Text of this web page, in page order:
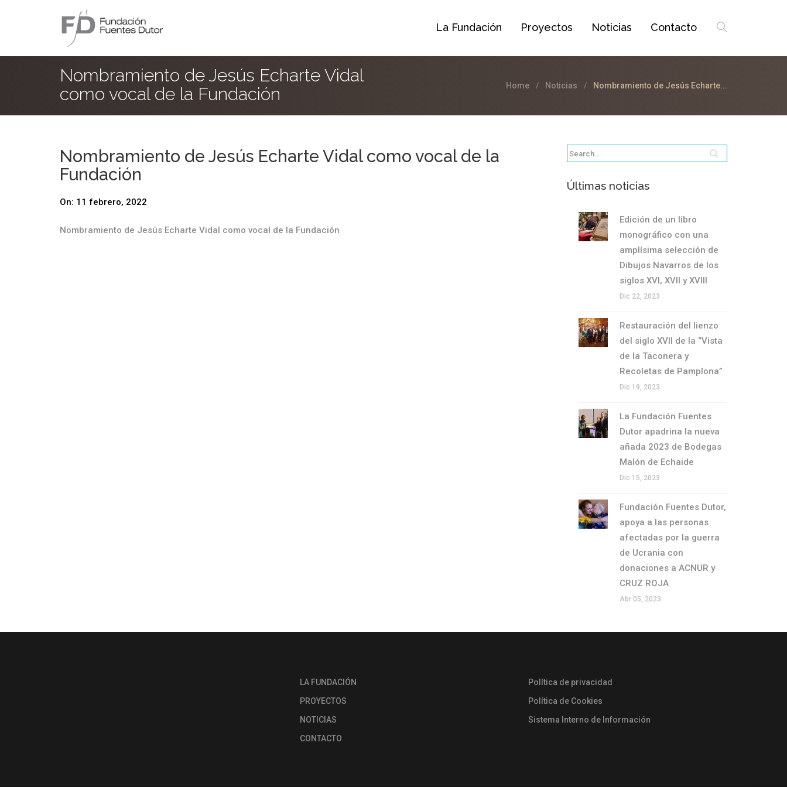
La Fundación Proyectos Noticias Contacto
Nombramiento de Jesús Echarte Vidal
como vocal de la Fundación
Home Noticias Nombramiento de Jesús Echarte...
Nombramiento de Jesús Echarte Vidal como vocal de la
Fundación
On: 11 febrero, 2022
Nombramiento de Jesús Echarte Vidal como vocal de la Fundación
Últimas noticias
Edición de un libro
monográfico con una
amplísima selección de
Dibujos Navarros de los
siglos XVI, XVII y XVIII
Dic 22, 2023
Restauración del lienzo
del siglo XVII de la “Vista
de la Taconera y
Recoletas de Pamplona”
Dic 19, 2023
La Fundación Fuentes
Dutor apadrina la nueva
añada 2023 de Bodegas
Malón de Echaide
Dic 15, 2023
Fundación Fuentes Dutor,
apoya a las personas
afectadas por la guerra
de Ucrania con
donaciones a ACNUR y
CRUZ ROJA
Abr 05, 2023
LA FUNDACIÓN
PROYECTOS
NOTICIAS
CONTACTO
Política de privacidad
Política de Cookies
Sistema Interno de Información